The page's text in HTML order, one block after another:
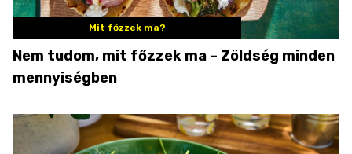
Mit főzzek ma?
Nem tudom, mit főzzek ma – Zöldség minden
mennyiségben